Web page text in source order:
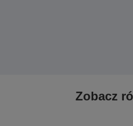
Zobacz